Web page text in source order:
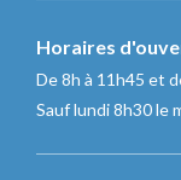
Horaires
De 8h à 11h45 et
Sauf lundi 8h30 le